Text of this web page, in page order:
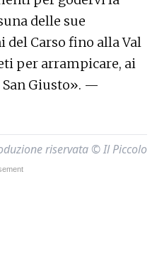
delle sue
Carso fino alla Val
per arrampicare, ai
Giusto». —
riservata © Il Piccolo